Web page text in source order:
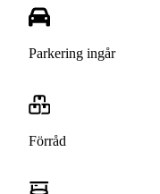
Parkering ingår
Förråd